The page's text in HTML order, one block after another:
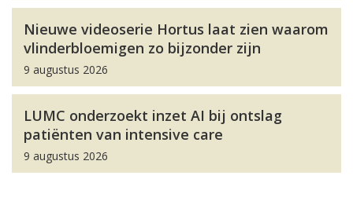
Nieuwe videoserie Hortus laat zien waarom
vlinderbloemigen zo bijzonder zijn
9 augustus 2026
LUMC onderzoekt inzet AI bij ontslag
patiënten van intensive care
9 augustus 2026